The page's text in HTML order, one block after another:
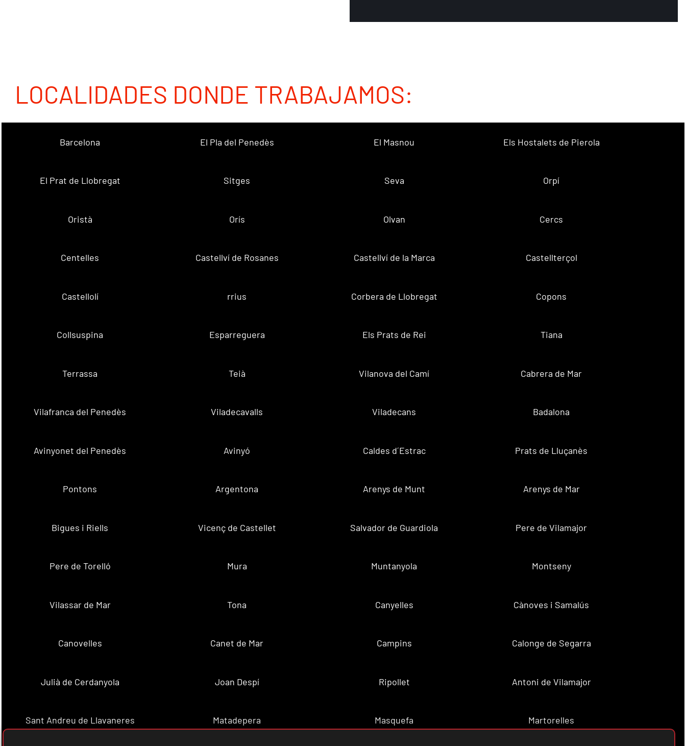
LOCALIDADES DONDE TRABAJAMOS:
Barcelona El Pla del Penedès El Masnou Els Hostalets de Pierola
El Prat de Llobregat Sitges Seva Orpí
Oristà Orís Olvan Cercs
Centelles Castellví de Rosanes Castellví de la Marca Castellterçol
Castellolí rrius Corbera de Llobregat Copons
Collsuspina Esparreguera Els Prats de Rei Tiana
Terrassa Teià Vilanova del Camí Cabrera de Mar
Vilafranca del Penedès Viladecavalls Viladecans Badalona
Avinyonet del Penedès Avinyó Caldes d´Estrac Prats de Lluçanès
Pontons Argentona Arenys de Munt Arenys de Mar
Bigues i Riells Vicenç de Castellet Salvador de Guardiola Pere de Vilamajor
Pere de Torelló Mura Muntanyola Montseny
Vilassar de Mar Tona Canyelles Cànoves i Samalús
Canovelles Canet de Mar Campins Calonge de Segarra
Julià de Cerdanyola Joan Despí Ripollet Antoni de Vilamajor
Sant Andreu de Llavaneres Matadepera Masquefa Martorelles